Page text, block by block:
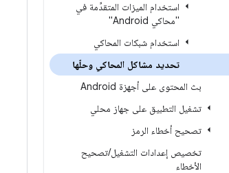
استخدام الميزات المتقدِّمة في
"محاكي Android"
استخدام شبكات المحاكي
تحديد مشاكل المحاكي وحلّها
بث المحتوى على أجهزة Android
تشغيل التطبيق على جهاز محلي
تصحيح أخطاء الرمز
تخصيص إعدادات التشغيل/تصحيح
الأخطاء